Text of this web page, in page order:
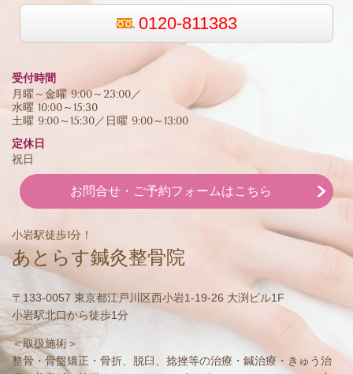
0120-811383
受付時間
月曜～金曜 9:00～23:00／
水曜 10:00～15:30
土曜 9:00～15:30／日曜 9:00～13:00
定休日
祝日
お問合せ・ご予約フォームはこちら
小岩駅徒歩1分！
あとらす鍼灸整骨院
〒133-0057 東京都江戸川区西小岩1-19-26 大渕ビル1F
小岩駅北口から徒歩1分
＜取扱施術＞
整骨・骨盤矯正・骨折、脱臼、捻挫等の治療・鍼治療・きゅう治